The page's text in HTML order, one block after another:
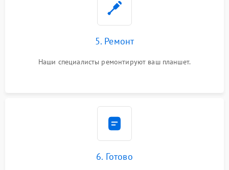
5. Ремонт
Наши специалисты ремонтируют ваш планшет.
6. Готово